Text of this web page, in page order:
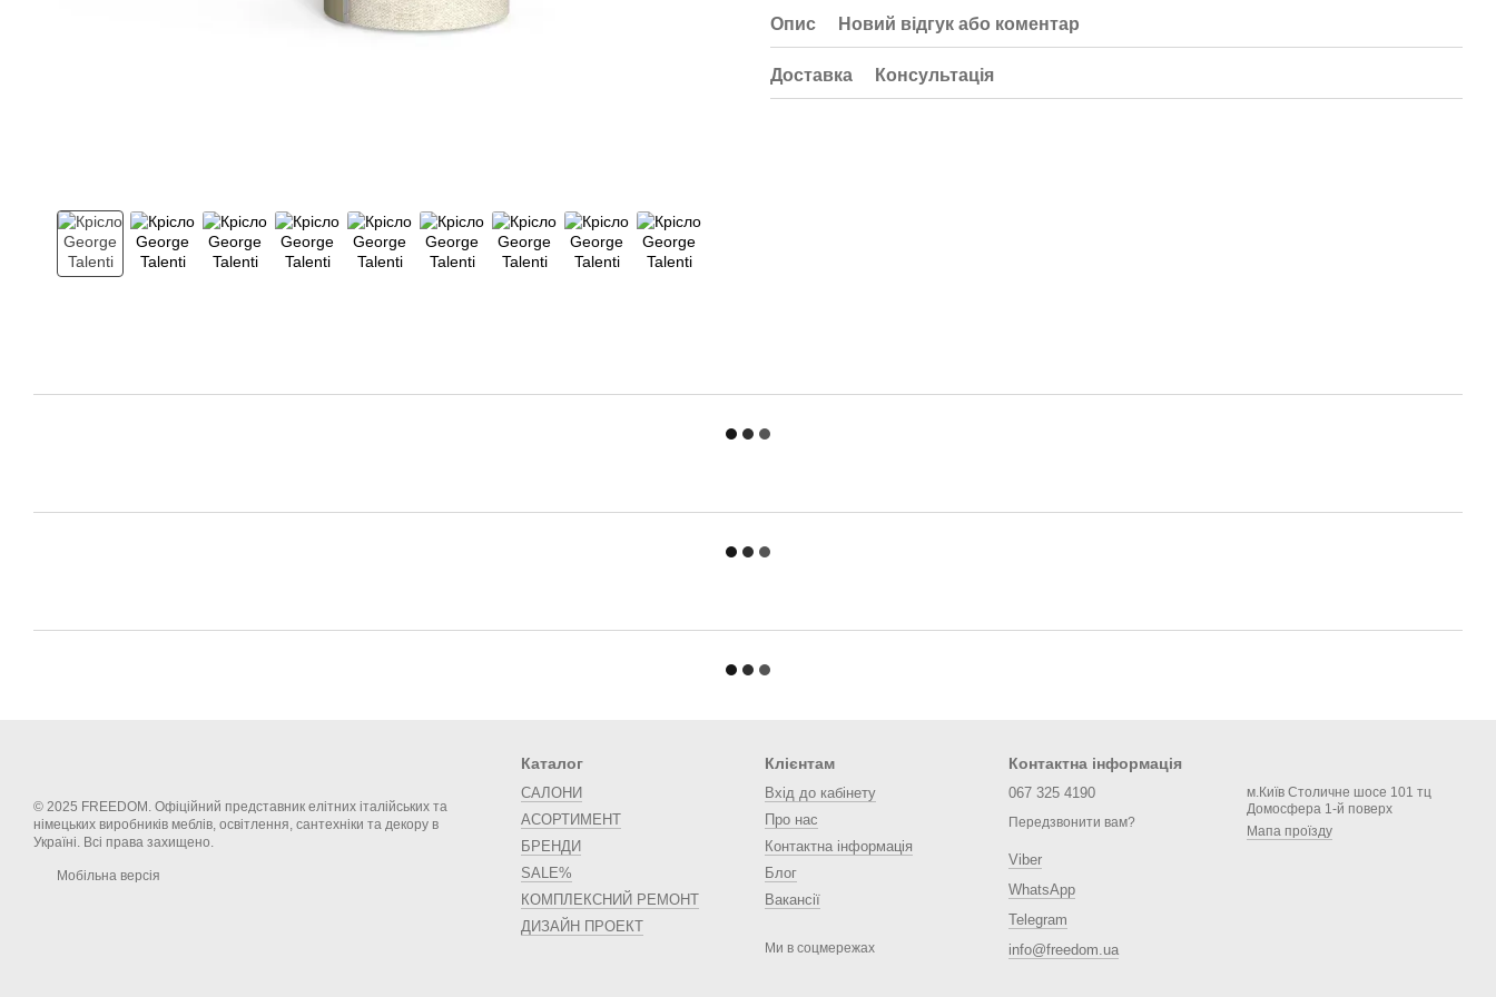
Опис Новий відгук або коментар
Доставка Консультація
© 2025 FREEDOM. Офіційний представник елітних італійських та
німецьких виробників меблів, освітлення, сантехніки та декору в
Україні. Всі права захищено.
Мобільна версія
Каталог
САЛОНИ
АСОРТИМЕНТ
БРЕНДИ
SALE%
КОМПЛЕКСНИЙ РЕМОНТ
ДИЗАЙН ПРОЕКТ
Клієнтам
Вхід до кабінету
Про нас
Контактна інформація
Блог
Вакансії
Ми в соцмережах
Контактна інформація
067 325 4190
Передзвонити вам?
Viber
WhatsApp
Telegram
info@freedom.ua
м.Київ Столичне шосе 101 тц
Домосфера 1-й поверх
Мапа проїзду